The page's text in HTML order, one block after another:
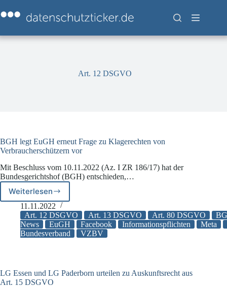
Inhalt
springen
Art. 12 DSGVO
BGH legt EuGH erneut Frage zu Klagerechten von
Verbraucherschützern vor
Mit Beschluss vom 10.11.2022 (Az. I ZR 186/17) hat der
Bundesgerichtshof (BGH) entschieden,…
Weiterlesen
BGH
legt
EuGH
erneut
Frage
Verbraucherschützern
vor
11.11.2022
Art. 12 DSGVO
Art. 13 DSGVO Art. 80 DSGVO
News
EuGH Facebook Informationspflichten
Meta
Bundesverband
VZBV
LG Essen und LG Paderborn urteilen zu Auskunftsrecht aus
Art. 15 DSGVO